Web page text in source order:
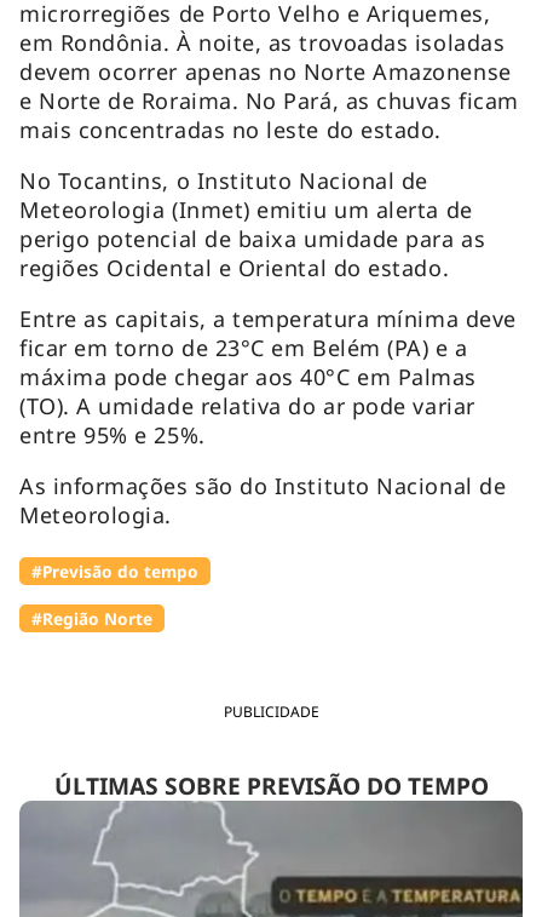
PUBLICIDADE
ÚLTIMAS SOBRE PREVISÃO DO TEMPO
microrregiões de Porto Velho e Ariquemes,
em Rondônia. À noite, as trovoadas isoladas
devem ocorrer apenas no Norte Amazonense
e Norte de Roraima. No Pará, as chuvas ficam
mais concentradas no leste do estado.
No Tocantins, o Instituto Nacional de
Meteorologia (Inmet) emitiu um alerta de
perigo potencial de baixa umidade para as
regiões Ocidental e Oriental do estado.
Entre as capitais, a temperatura mínima deve
ficar em torno de 23°C em Belém (PA) e a
máxima pode chegar aos 40°C em Palmas
(TO). A umidade relativa do ar pode variar
entre 95% e 25%.
As informações são do Instituto Nacional de
Meteorologia.
#Previsão do tempo
#Região Norte